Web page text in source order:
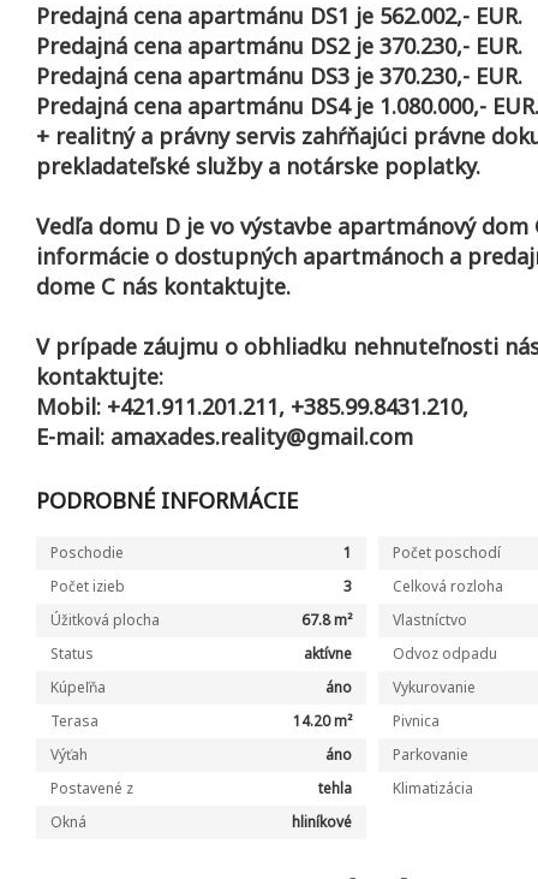
Predajná cena apartmánu DS1 je 562.002,- EUR.
Predajná cena apartmánu DS2 je 370.230,- EUR.
Predajná cena apartmánu DS3 je 370.230,- EUR.
Predajná cena apartmánu DS4 je 1.080.000,- EUR.
+ realitný a právny servis zahŕňajúci právne
prekladateľské služby a notárske poplatky.
Vedľa domu D je vo výstavbe apartmánový dom
informácie o dostupných apartmánoch a
dome C nás kontaktujte.
V prípade záujmu o obhliadku nehnuteľnosti
kontaktujte:
Mobil: +421.911.201.211, +385.99.8431.210,
E-mail: amaxades.reality@gmail.com
PODROBNÉ INFORMÁCIE
Poschodie 1
Počet poschodí
Počet izieb
3
Celková rozloha
Úžitková plocha
67.8 m²
Vlastníctvo
Status
aktívne
Odvoz odpadu
Kúpeľňa
áno
Vykurovanie
Terasa
14.20 m²
Pivnica
Výťah
áno
Parkovanie
Postavené z
tehla
Klimatizácia
Okná
hliníkové